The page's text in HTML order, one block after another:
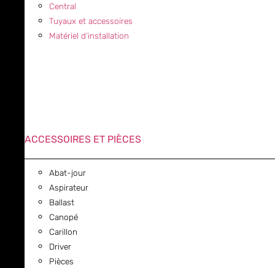
Central
Tuyaux et accessoires
Matériel d’installation
ACCESSOIRES ET PIÈCES
Abat-jour
Aspirateur
Ballast
Canopé
Carillon
Driver
Pièces